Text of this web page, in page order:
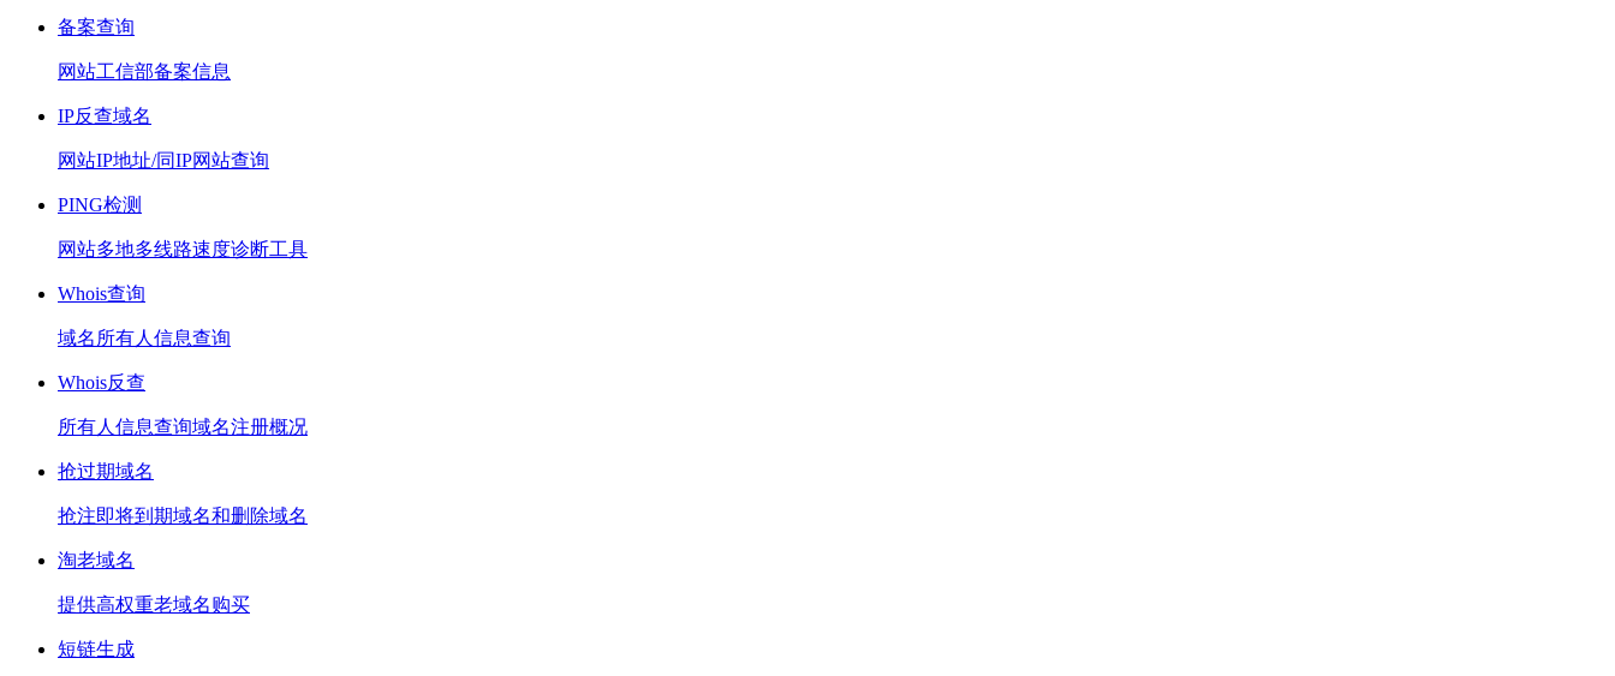
备案查询
网站工信部备案信息
IP反查域名
网站IP地址/同IP网站查询
PING检测
网站多地多线路速度诊断工具
Whois查询
域名所有人信息查询
Whois反查
所有人信息查询域名注册概况
抢过期域名
抢注即将到期域名和删除域名
淘老域名
提供高权重老域名购买
短链生成